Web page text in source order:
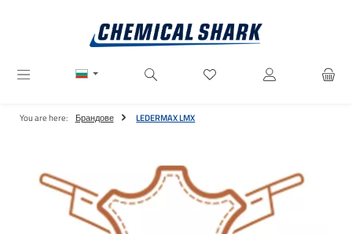
Имате 0 артикули от
You are here: Брандове LEDERMAX LMX